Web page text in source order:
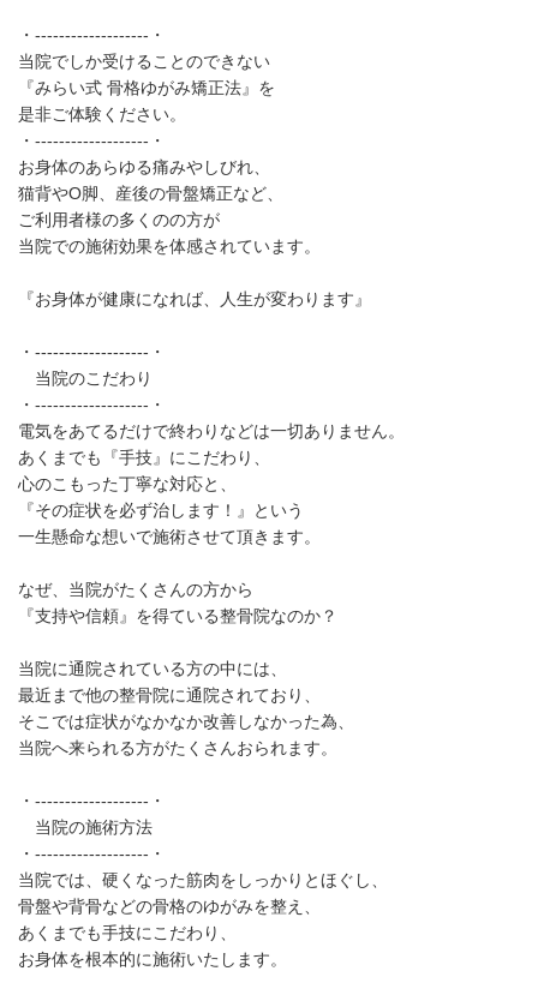
・-------------------・
当院でしか受けることのできない
『みらい式 骨格ゆがみ矯正法』を
是非ご体験ください。
・-------------------・
お身体のあらゆる痛みやしびれ、
猫背やO脚、産後の骨盤矯正など、
ご利用者様の多くのの方が
当院での施術効果を体感されています。
『お身体が健康になれば、人生が変わります』
・-------------------・
当院のこだわり
・-------------------・
電気をあてるだけで終わりなどは一切ありません。
あくまでも『手技』にこだわり、
心のこもった丁寧な対応と、
『その症状を必ず治します！』という
一生懸命な想いで施術させて頂きます。
なぜ、当院がたくさんの方から
『支持や信頼』を得ている整骨院なのか？
当院に通院されている方の中には、
最近まで他の整骨院に通院されており、
そこでは症状がなかなか改善しなかった為、
当院へ来られる方がたくさんおられます。
・-------------------・
当院の施術方法
・-------------------・
当院では、硬くなった筋肉をしっかりとほぐし、
骨盤や背骨などの骨格のゆがみを整え、
あくまでも手技にこだわり、
お身体を根本的に施術いたします。